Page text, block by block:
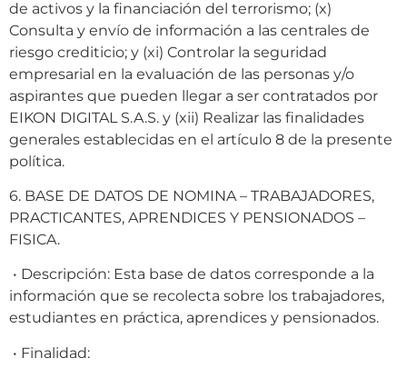
de activos y la financiación del terrorismo; (x)
Consulta y envío de información a las centrales de
riesgo crediticio; y (xi) Controlar la seguridad
empresarial en la evaluación de las personas y/o
aspirantes que pueden llegar a ser contratados por
EIKON DIGITAL S.A.S. y (xii) Realizar las finalidades
generales establecidas en el artículo 8 de la presente
política.
6. BASE DE DATOS DE NOMINA – TRABAJADORES,
PRACTICANTES, APRENDICES Y PENSIONADOS –
FISICA.
• Descripción: Esta base de datos corresponde a la
información que se recolecta sobre los trabajadores,
estudiantes en práctica, aprendices y pensionados.
• Finalidad: